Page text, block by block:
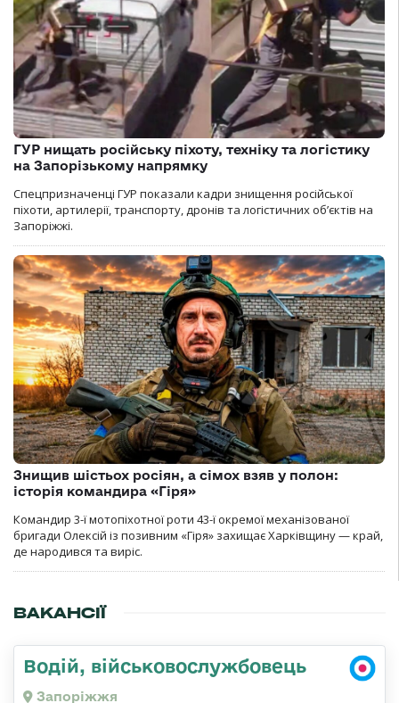
ГУР нищать російську піхоту, техніку та логістику
на Запорізькому напрямку
Спецпризначенці ГУР показали кадри знищення російської
піхоти, артилерії, транспорту, дронів та логістичних об’єктів на
Запоріжжі.
Знищив шістьох росіян, а сімох взяв у полон:
історія командира «Гіря»
Командир 3-ї мотопіхотної роти 43-ї окремої механізованої
бригади Олексій із позивним «Гіря» захищає Харківщину — край,
де народився та виріс.
ВАКАНСІЇ
Водій, військовослужбовець
Запоріжжя